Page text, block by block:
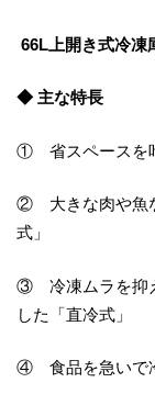
66L上開き式冷凍
◆ 主な特長
① 省スペースを
② 大きな肉や魚
式」
③ 冷凍ムラを抑
した「直冷式」
④ 食品を急いで